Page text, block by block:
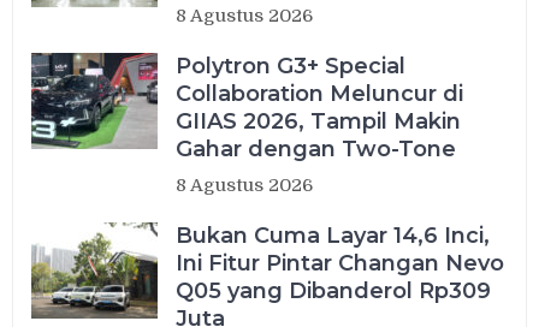
8 Agustus 2026
Polytron G3+ Special
Collaboration Meluncur di
GIIAS 2026, Tampil Makin
Gahar dengan Two-Tone
8 Agustus 2026
Bukan Cuma Layar 14,6 Inci,
Ini Fitur Pintar Changan Nevo
Q05 yang Dibanderol Rp309
Juta